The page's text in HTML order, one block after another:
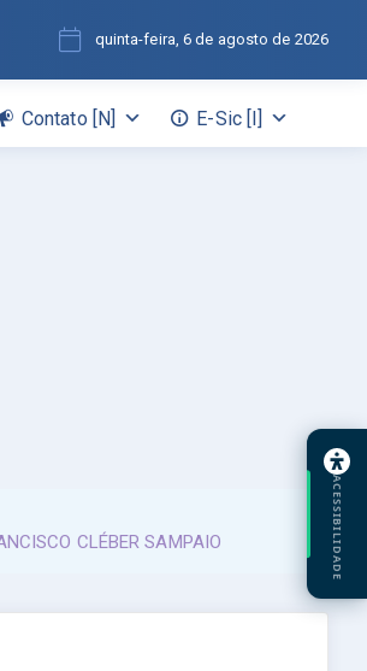
Contato [N] E-Sic [I]
quinta-feira, 6 de agosto de 2026
CLÉBER SAMPAIO
ACESSIBILIDADE